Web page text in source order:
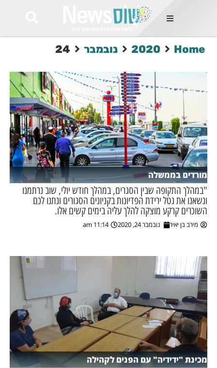
החמות
Et
odio
mauris, wisi
tortor
feugiat
ultricies
Congue
luctus, quam
mi
השבוע
מקומית
עסקים
Home
2020 נובמבר 24
מורדים בממשלה
"במהלך התקופה שבין הסגרים, במהלך חודש יולי, שוב נרתמנו
ונשאנו את נטל ירידת הפדיונות בקניונים הסגורים ונתנו לכם
השוכרים קרקע מוצקה להלך עליה בימים קשים אלו.
מירב בן יאיר נובמבר 24, 2020 11:14 am
מכינת "ידידיה" עם הפנים לקהילה